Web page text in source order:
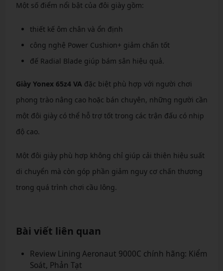
Một số điểm nổi bật của đôi giày gồm:
thiết kế ôm chân và ổn định
công nghệ Power Cushion+ giảm chấn tốt
đế Radial Blade giúp bám sân hiệu quả.
Giày Yonex 65z4 VA đặc biệt phù hợp với người chơi
phong trào nâng cao hoặc bán chuyên, những người cần
một đôi giày có thể hỗ trợ tốt trong các trận đấu có nhịp
độ cao.
Một đôi giày phù hợp không chỉ giúp cải thiện hiệu suất
di chuyển mà còn góp phần giảm nguy cơ chấn thương
trong quá trình chơi cầu lông.
Bài viết liên quan
Review Lining Aeronaut 9000C chính hãng: Kiểm
Soát, Phản Tạt